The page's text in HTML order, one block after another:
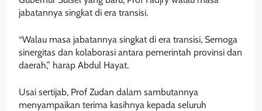
jabatannya singkat di era transisi.
“Walau masa jabatannya singkat di era transisi, Semoga
sinergitas dan kolaborasi antara pemerintah provinsi dan
daerah,” harap Abdul Hayat.
Usai sertijab, Prof Zudan dalam sambutannya
menyampaikan terima kasihnya kepada seluruh